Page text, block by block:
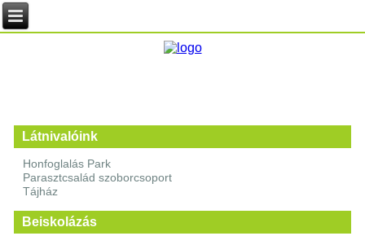
Látnivalóink
Honfoglalás Park
Parasztcsalád szoborcsoport
Tájház
Beiskolázás